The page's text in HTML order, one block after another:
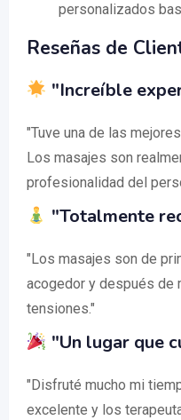
personalizados
Reseñas de
"Increíble
"Tuve una de las
Los masajes son
profesionalidad del
"Totalmente
"Los masajes son de
acogedor y después de
tensiones."
"Un lugar que
"Disfruté mucho mi
excelente y los